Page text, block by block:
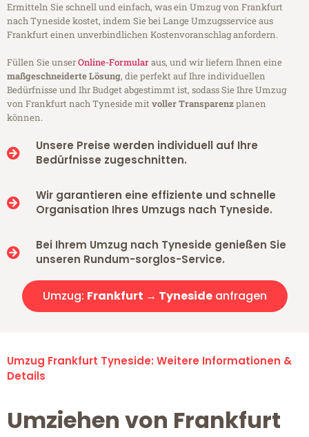
Ermitteln Sie schnell und einfach, was ein Umzug von Frankfurt
nach Tyneside kostet, indem Sie bei Lange Umzugsservice aus
Frankfurt einen unverbindlichen Kostenvoranschlag anfordern.
Füllen Sie unserOnline-Formularaus, und wir liefern Ihnen eine
maßgeschneiderte Lösung, die perfekt auf Ihre individuellen
Bedürfnisse und Ihr Budget abgestimmt ist, sodass Sie Ihre Umzug
von Frankfurt nach Tyneside mitvoller Transparenzplanen
können.
Unsere Preise werden individuell auf Ihre
Bedürfnisse zugeschnitten.
Wir garantieren eine effiziente und schnelle
Organisation Ihres Umzugs nach Tyneside.
Bei Ihrem Umzug nach Tyneside genießen Sie
unseren Rundum-sorglos-Service.
Umzug: Frankfurt → Tynesideanfragen
Umzug Frankfurt Tyneside: Weitere Informationen &
Details
Umziehen von Frankfurt